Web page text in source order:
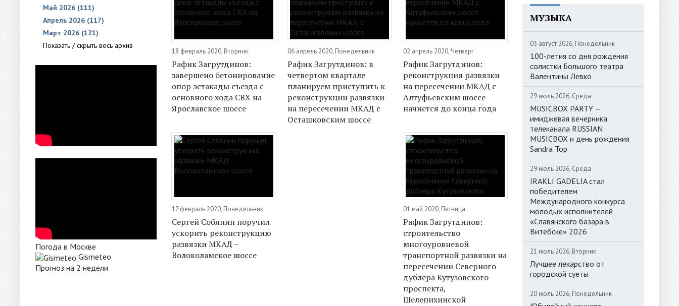
Май 2026 (111)
Апрель 2026 (117)
Март 2026 (121)
Показать / скрыть весь архив
Погода в Москве
Gismeteo
Прогноз на 2 недели
18 февраль 2020, Вторник
Рафик Загрутдинов:
завершено бетонирование
опор эстакады съезда с
основного хода СВХ на
Ярославское шоссе
06 апрель 2020, Понедельник
Рафик Загрутдинов: в
четвертом квартале
планируем приступить к
реконструкции развязки
на пересечении МКАД с
Осташковским шоссе
02 апрель 2020, Четверг
Рафик Загрутдинов:
реконструкция развязки
на пересечении МКАД с
Алтуфьевским шоссе
начнется до конца года
17 февраль 2020, Понедельник
Сергей Собянин поручил
ускорить реконструкцию
развязки МКАД –
Волоколамское шоссе
01 май 2020, Пятница
Рафик Загрутдинов:
строительство
многоуровневой
транспортной развязки на
пересечении Северного
дублера Кутузовского
проспекта,
Шелепихинской
МУЗЫКА
03 август 2026, Понедельник
100-летия со дня рождения
солистки Большого театра
Валентины Левко
29 июль 2026, Среда
MUSICBOX PARTY —
имиджевая вечерника
телеканала RUSSIAN
MUSICBOX и день рождения
Sandra Top
29 июль 2026, Среда
IRAKLI GADELIA стал
победителем
Международного конкурса
молодых исполнителей
«Славянского базара в
Витебске» 2026
21 июль 2026, Вторник
Лучшее лекарство от
городской суеты
20 июль 2026, Понедельник